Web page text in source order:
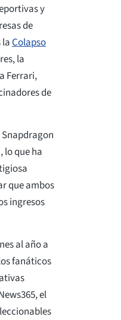
y
de
Colapso
la
Ferrari,
de
lo que ha
que ambos
ingresos
al año a
fanáticos
el